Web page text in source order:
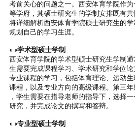
考前关心的问题之一。西安体育学院作
等学府，其硕士研究生的学制安排既有
将详细解析西安体育学院硕士研究生的
规划自己的学习生涯。
◐◑学术型硕士学制
西安体育学院的学术型硕士研究生学制
生需要完成课程学习、学术研究和学位
专业课程的学习，包括体育理论、运动
课程，以及专业方向的高级课程。第三
，学生需要在指导老师的指导下，选择
研究，并完成论文的撰写和答辩。
◐◑专业型硕士学制